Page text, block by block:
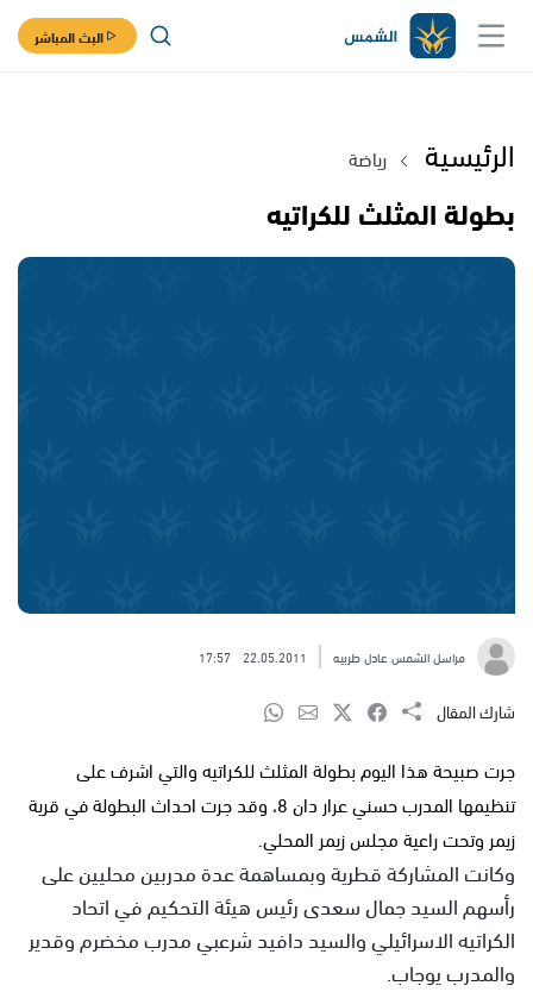
البث المباشر
الرئيسية رياضة
بطولة المثلث للكراتيه
مراسل الشمس عادل طربيه 22.05.2011
17:57
شارك المقال
جرت صبيحة هذا اليوم بطولة المثلث للكراتيه والتي اشرف على
تنظيمها المدرب حسني عرار دان 8، وقد جرت احداث البطولة في قرية
زيمر وتحت راعية مجلس زيمر المحلي.
وكانت المشاركة قطرية وبمساهمة عدة مدربين محليين على
رأسهم السيد جمال سعدى رئيس هيئة التحكيم في اتحاد
الكراتيه الاسرائيلي والسيد دافيد شرعبي مدرب مخضرم وقدير
والمدرب يوجاب.